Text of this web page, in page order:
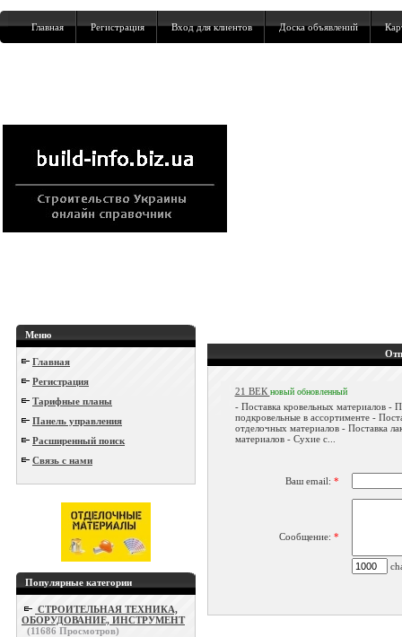
Главная Регистрация Вход для клиентов Доска объявлений
Меню
Главная
Регистрация
Тарифные планы
Панель управления
Расширенный поиск
Связь с нами
Популярные категории
СТРОИТЕЛЬНАЯ ТЕХНИКА,
ОБОРУДОВАНИЕ, ИНСТРУМЕНТ
(11686 Просмотров)
21 ВЕК новый обновленный
- Поставка кровельных материалов -
подкровельные в ассортименте -
отделочных материалов - Поставка
материалов - Сухие с...
Ваш email: *
Сообщение: *